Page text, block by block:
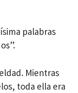
palabras
Mientras
toda ella era